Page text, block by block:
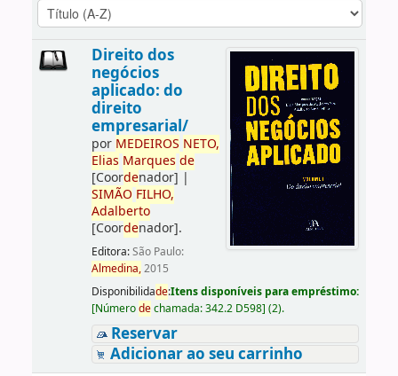
Direito dos
negócios
aplicado: do
direito
empresarial/
por MEDEIROS NETO,
Elias Marques de
[Coordenador] |
SIMÃO FILHO,
Adalberto
[Coordenador].
Editora:São Paulo:
Almedina,2015
Disponibilidade:Itens disponíveis para empréstimo:
[Númerodechamada:342.2 D598] (2).
Reservar
Adicionar ao seu carrinho